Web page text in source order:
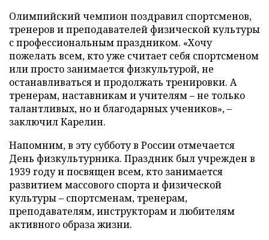
Олимпийский чемпион поздравил спортсменов,
тренеров и преподавателей физической культуры
с профессиональным праздником. «Хочу
пожелать всем, кто уже считает себя спортсменом
или просто занимается физкультурой, не
останавливаться и продолжать тренировки. А
тренерам, наставникам и учителям – не только
талантливых, но и благодарных учеников», –
заключил Карелин.
Напомним, в эту субботу в России отмечается
День физкультурника. Праздник был учрежден в
1939 году и посвящен всем, кто занимается
развитием массового спорта и физической
культуры – спортсменам, тренерам,
преподавателям, инструкторам и любителям
активного образа жизни.